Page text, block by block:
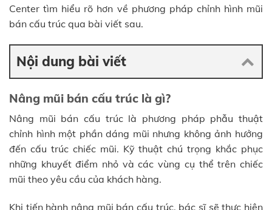
Center tìm hiểu rõ hơn về phương pháp chỉnh hình mũi
bán cấu trúc qua bài viết sau.
Nội dung bài viết
Nâng mũi bán cấu trúc là gì?
Nâng mũi bán cấu trúc là phương pháp phẫu thuật
chỉnh hình một phần dáng mũi nhưng không ảnh hưởng
đến cấu trúc chiếc mũi. Kỹ thuật chú trọng khắc phục
những khuyết điểm nhỏ và các vùng cụ thể trên chiếc
mũi theo yêu cầu của khách hàng.
Khi tiến hành nâng mũi bán cấu trúc, bác sĩ sẽ thực hiện